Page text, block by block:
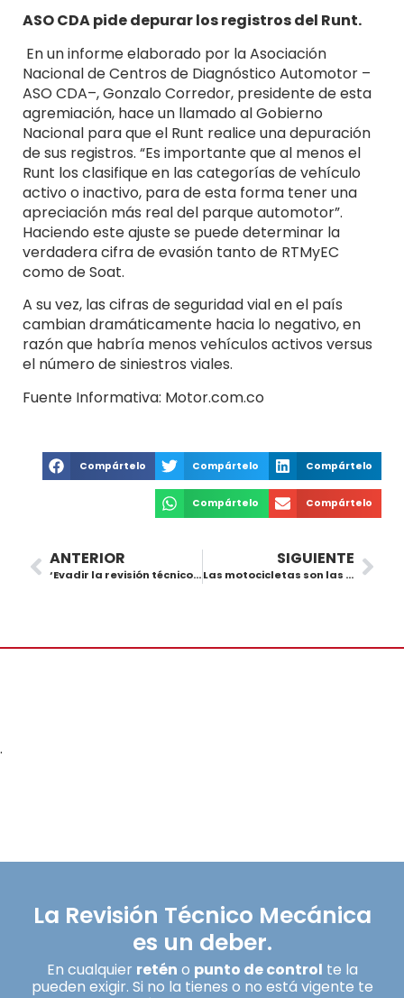
ASO CDA pide depurar los registros del Runt.
​ En un informe elaborado por la Asociación
Nacional de Centros de Diagnóstico Automotor –
ASO CDA–, Gonzalo Corredor, presidente de esta
agremiación, hace un llamado al Gobierno
Nacional para que el Runt realice una depuración
de sus registros. “Es importante que al menos el
Runt los clasifique en las categorías de vehículo
activo o inactivo, para de esta forma tener una
apreciación más real del parque automotor”.
Haciendo este ajuste se puede determinar la
verdadera cifra de evasión tanto de RTMyEC
como de Soat.
A su vez, las cifras de seguridad vial en el país
cambian dramáticamente hacia lo negativo, en
razón que habría menos vehículos activos versus
el número de siniestros viales.
Fuente Informativa: Motor.com.co
Compártelo Compártelo Compártelo
Compártelo Compártelo
ANTERIOR
‘Evadir la revisión técnico – mecánica genera peligros sociales y ambientales’, Fenalco
SIGUIENTE
Las motocicletas son las mayores evasoras de la Revisión Técnico-Mecánica
.
La Revisión Técnico Mecánica
es un deber.
En cualquier retén o punto de control te la
pueden exigir. Si no la tienes o no está vigente te